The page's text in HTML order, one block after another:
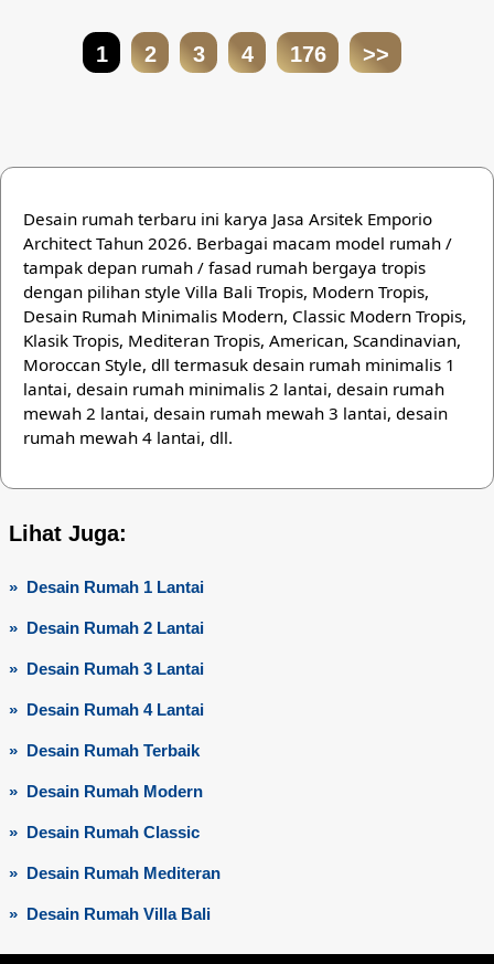
1 2 3 4 176 >>
Desain rumah terbaru ini karya Jasa Arsitek Emporio
Architect Tahun 2026. Berbagai macam model rumah /
tampak depan rumah / fasad rumah bergaya tropis
dengan pilihan style Villa Bali Tropis, Modern Tropis,
Desain Rumah Minimalis Modern, Classic Modern Tropis,
Klasik Tropis, Mediteran Tropis, American, Scandinavian,
Moroccan Style, dll termasuk desain rumah minimalis 1
lantai, desain rumah minimalis 2 lantai, desain rumah
mewah 2 lantai, desain rumah mewah 3 lantai, desain
rumah mewah 4 lantai, dll.
Lihat Juga:
» Desain Rumah 1 Lantai
» Desain Rumah 2 Lantai
» Desain Rumah 3 Lantai
» Desain Rumah 4 Lantai
» Desain Rumah Terbaik
» Desain Rumah Modern
» Desain Rumah Classic
» Desain Rumah Mediteran
» Desain Rumah Villa Bali